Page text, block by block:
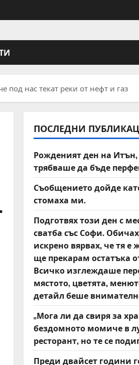
нас текат реки от нефт и газ
ПОСЛЕДНИ
Рожденият ден на
трябваше да бъде
Съобщението дойде
стомаха ми.
Подготвях този ден с
сватба със Софи.
искрено вярвах, че тя е
ще прекарам остатъка
Всичко изглеждаше
мястото, цветята,
детайл беше
„Мога ли да свиря за
бездомното момиче в
ресторант, но те се
Преди двайсет години